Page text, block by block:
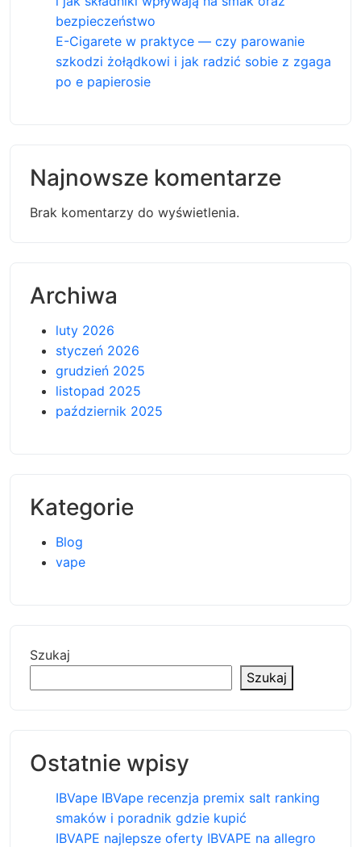
bezpieczeństwo
E-Cigarete w praktyce — czy parowanie
szkodzi żołądkowi i jak radzić sobie z zgaga
po e papierosie
Najnowsze komentarze
Brak komentarzy do wyświetlenia.
Archiwa
luty 2026
styczeń 2026
grudzień 2025
listopad 2025
październik 2025
Kategorie
Blog
vape
Szukaj
Szukaj
Ostatnie wpisy
IBVape IBVape recenzja premix salt ranking
smaków i poradnik gdzie kupić
IBVAPE najlepsze oferty IBVAPE na allegro